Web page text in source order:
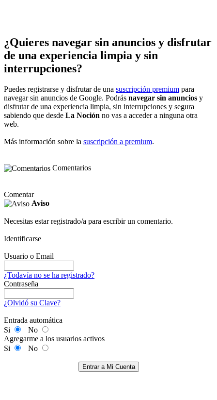
¿Quieres navegar sin anuncios y disfrutar
de una experiencia limpia y sin
interrupciones?
Puedes registrarse y disfrutar de una suscripción premium para
navegar sin anuncios de Google. Podrás navegar sin anuncios y
disfrutar de una experiencia limpia, sin interrupciones y segura
sabiendo que desde La Noción no vas a acceder a ninguna otra
web.
Más información sobre la suscripción a premium.
Comentarios
Comentar
Aviso
Necesitas estar registrado/a para escribir un comentario.
Identificarse
Usuario o Email
¿Todavía no se ha registrado?
Contraseña
¿Olvidó su Clave?
Entrada automática
Si
No
Agregarme a los usuarios activos
Si
No
Entrar a Mi Cuenta